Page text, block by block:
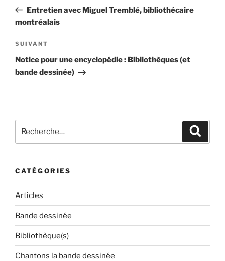
l’article
précédent
Entretien avec Miguel Tremblé, bibliothécaire
montréalais
Article
suivant
SUIVANT
Notice pour une encyclopédie : Bibliothèques (et
bande dessinée)
pour
CATÉGORIES
Articles
Bande dessinée
Bibliothèque(s)
Chantons la bande dessinée